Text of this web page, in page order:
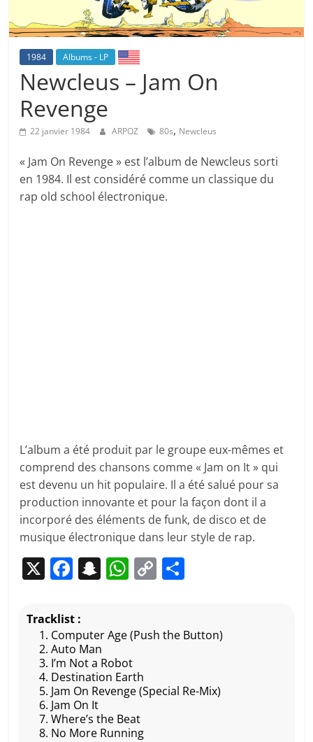
1984 Albums - LP
Newcleus – Jam On
Revenge
22 janvier 1984 ARPOZ 80s, Newcleus
« Jam On Revenge » est l’album de Newcleus sorti
en 1984. Il est considéré comme un classique du
rap old school électronique.
L’album a été produit par le groupe eux-mêmes et
comprend des chansons comme « Jam on It » qui
est devenu un hit populaire. Il a été salué pour sa
production innovante et pour la façon dont il a
incorporé des éléments de funk, de disco et de
musique électronique dans leur style de rap.
X F
c
e
b
o
o
k
S
p
c
h
at
W
s
A
p
p
C
y
n
k
g
Tracklist :
Computer Age (Push the Button)
Auto Man
I’m Not a Robot
Destination Earth
Jam On Revenge (Special Re-Mix)
Jam On It
Where’s the Beat
No More Running